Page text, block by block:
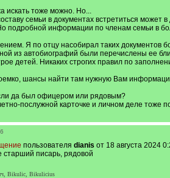
искать тоже можно. Но...
семьи в документах встретиться может
подробной информации по членам семьи в
Я по отцу насобирал таких
из автобиографий были перечислены ее
детей. Никаких строгих правил по
шансы найти там нужную Вам
да был офицером или рядовым?
послужной карточке и личном деле тоже
пользователя dianis от 18 августа 2024
старший писарь, рядовой
Bikulic, Bikulicius